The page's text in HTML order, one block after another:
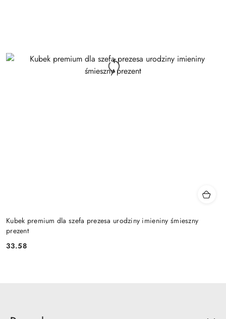
Kubek premium dla szefa prezesa urodziny imieniny śmieszny
prezent
Cena:
33.58